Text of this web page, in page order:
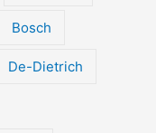
Bosch
De-Dietrich